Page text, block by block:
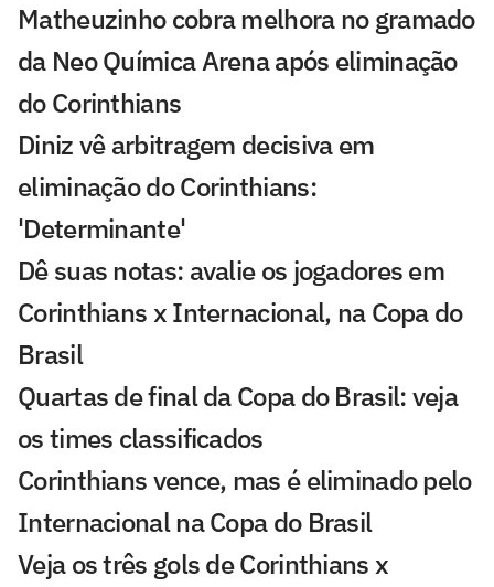
Matheuzinho cobra melhora no gramado
da Neo Química Arena após eliminação
do Corinthians
Diniz vê arbitragem decisiva em
eliminação do Corinthians:
'Determinante'
Dê suas notas: avalie os jogadores em
Corinthians x Internacional, na Copa do
Brasil
Quartas de final da Copa do Brasil: veja
os times classificados
Corinthians vence, mas é eliminado pelo
Internacional na Copa do Brasil
Veja os três gols de Corinthians x